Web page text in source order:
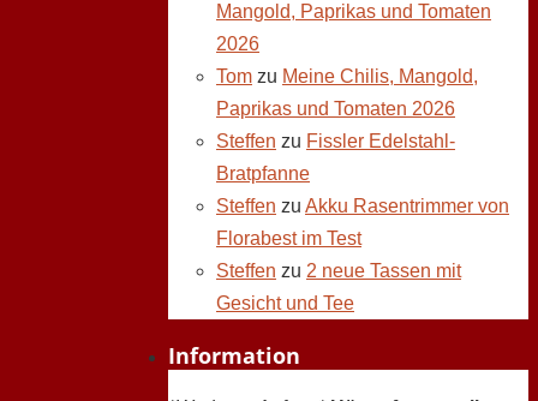
Mangold, Paprikas und Tomaten
2026
Tom zu Meine Chilis, Mangold,
Paprikas und Tomaten 2026
Steffen zu Fissler Edelstahl-
Bratpfanne
Steffen zu Akku Rasentrimmer von
Florabest im Test
Steffen zu 2 neue Tassen mit
Gesicht und Tee
Information